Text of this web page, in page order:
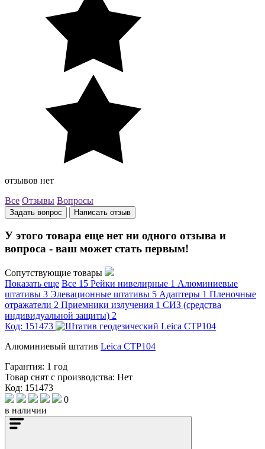
отзывов нет
Все Отзывы Вопросы
Задать вопрос Написать отзыв
У этого товара еще нет ни одного отзыва и
вопроса - ваш может стать первым!
Сопутствующие товары
Показать еще Все 15 Рейки нивелирные 1 Алюминиевые
штативы 3 Элевационные штативы 5 Адаптеры 1 Пленочные
отражатели 2 Приемники излучения 1 СИЗ (средства
индивидуальной защиты) 2
Код: 151473
Алюминиевый штатив Leica CTP104
Гарантия: 1 год
Товар снят с производства: Нет
Код: 151473
0
в наличии